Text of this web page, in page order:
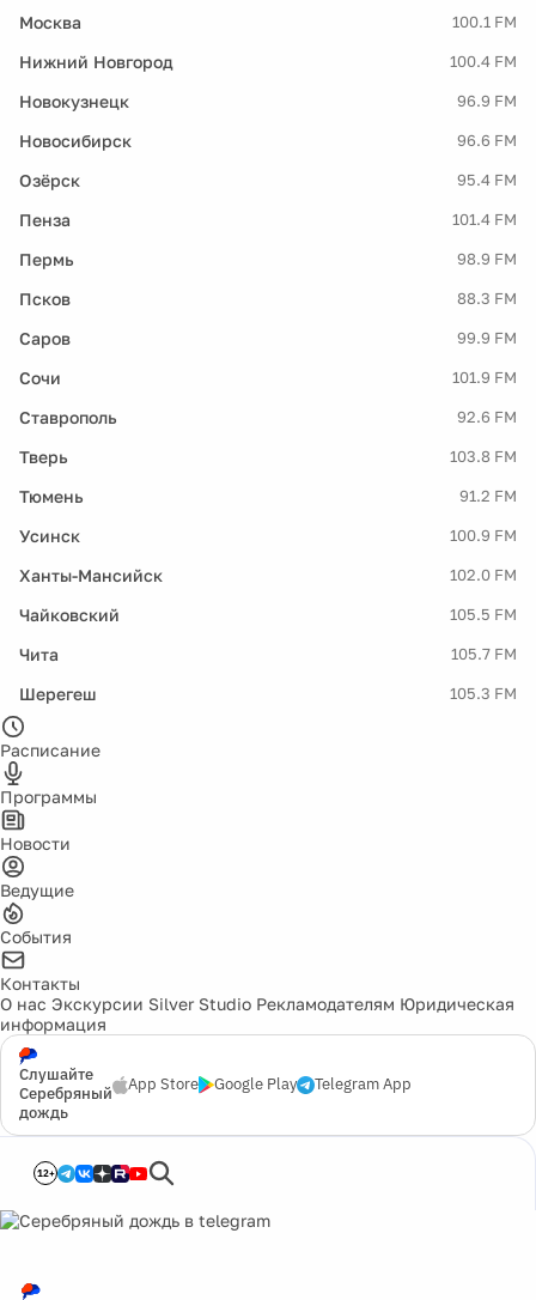
Москва 100.1 FM
Нижний Новгород 100.4 FM
Новокузнецк 96.9 FM
Новосибирск 96.6 FM
Озёрск 95.4 FM
Пенза 101.4 FM
Пермь 98.9 FM
Псков 88.3 FM
Саров 99.9 FM
Сочи 101.9 FM
Ставрополь 92.6 FM
Тверь 103.8 FM
Тюмень 91.2 FM
Усинск 100.9 FM
Ханты-Мансийск 102.0 FM
Чайковский 105.5 FM
Чита 105.7 FM
Шерегеш 105.3 FM
Расписание
Программы
Новости
Ведущие
События
Контакты
О нас Экскурсии Silver Studio Рекламодателям Юридическая
информация
Слушайте
Серебряный
дождь
App Store Google Play Telegram App
12+